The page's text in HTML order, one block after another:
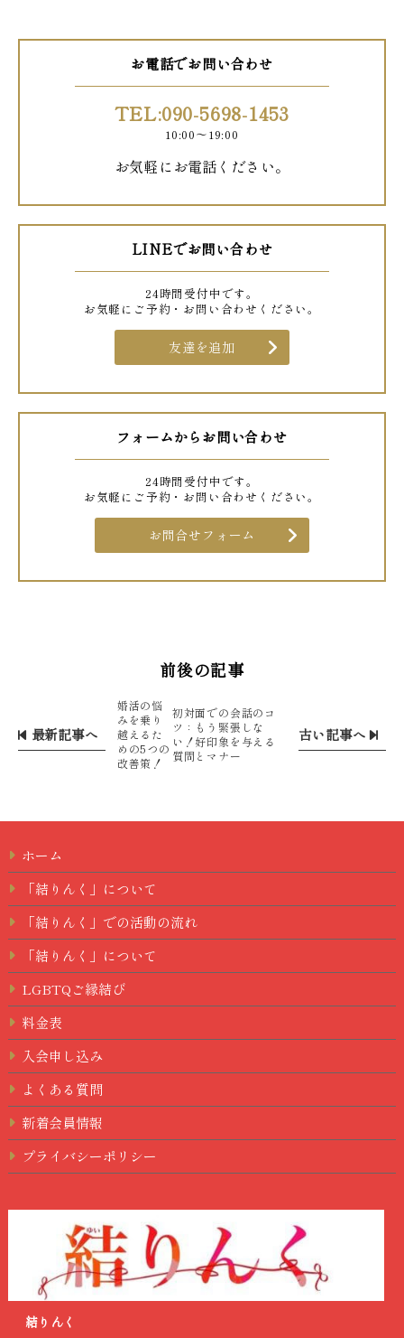
お電話でお問い合わせ
TEL:090-5698-1453
10:00〜19:00
お気軽にお電話ください。
LINEでお問い合わせ
24時間受付中です。
お気軽にご予約・お問い合わせください。
友達を追加
フォームからお問い合わせ
24時間受付中です。
お気軽にご予約・お問い合わせください。
お問合せフォーム
前後の記事
最新記事へ
婚活の悩
みを乗り
越えるた
めの5つの
改善策！
古い記事へ
初対面での会話のコ
ツ：もう緊張しな
い！好印象を与える
質問とマナー
ホーム
「結りんく」について
「結りんく」での活動の流れ
「結りんく」について
LGBTQご縁結び
料金表
入会申し込み
よくある質問
新着会員情報
プライバシーポリシー
結りんく